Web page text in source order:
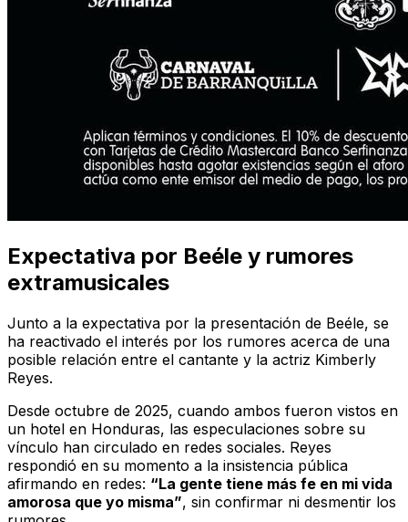
Expectativa por Beéle y rumores
extramusicales
Junto a la expectativa por la presentación de Beéle, se
ha reactivado el interés por los rumores acerca de una
posible relación entre el cantante y la actriz Kimberly
Reyes.
Desde octubre de 2025, cuando ambos fueron vistos en
un hotel en Honduras, las especulaciones sobre su
vínculo han circulado en redes sociales. Reyes
respondió en su momento a la insistencia pública
afirmando en redes: “La gente tiene más fe en mi vida
amorosa que yo misma”, sin confirmar ni desmentir los